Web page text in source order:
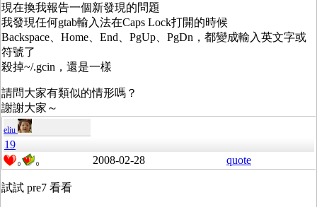
現在換我報告一個新發現的問題
我發現任何gtab輸入法在Caps Lock打開的時候
Backspace、Home、End、PgUp、PgDn，都變成輸入英文字或
符號了
殺掉~/.gcin，還是一樣
請問大家有類似的情形嗎？
謝謝大家～
eliu
19
0 0 2008-02-28 quote
試試 pre7 看看